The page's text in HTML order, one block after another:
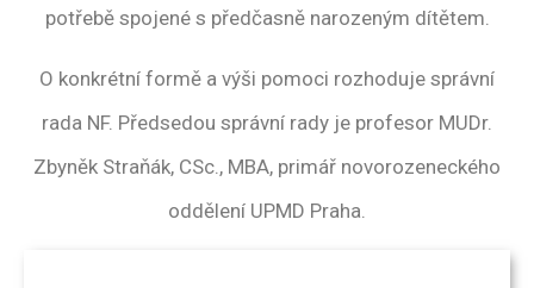
potřebě spojené s předčasně narozeným dítětem.
O konkrétní formě a výši pomoci rozhoduje správní
rada NF. Předsedou správní rady je profesor MUDr.
Zbyněk Straňák, CSc., MBA, primář novorozeneckého
oddělení UPMD Praha.